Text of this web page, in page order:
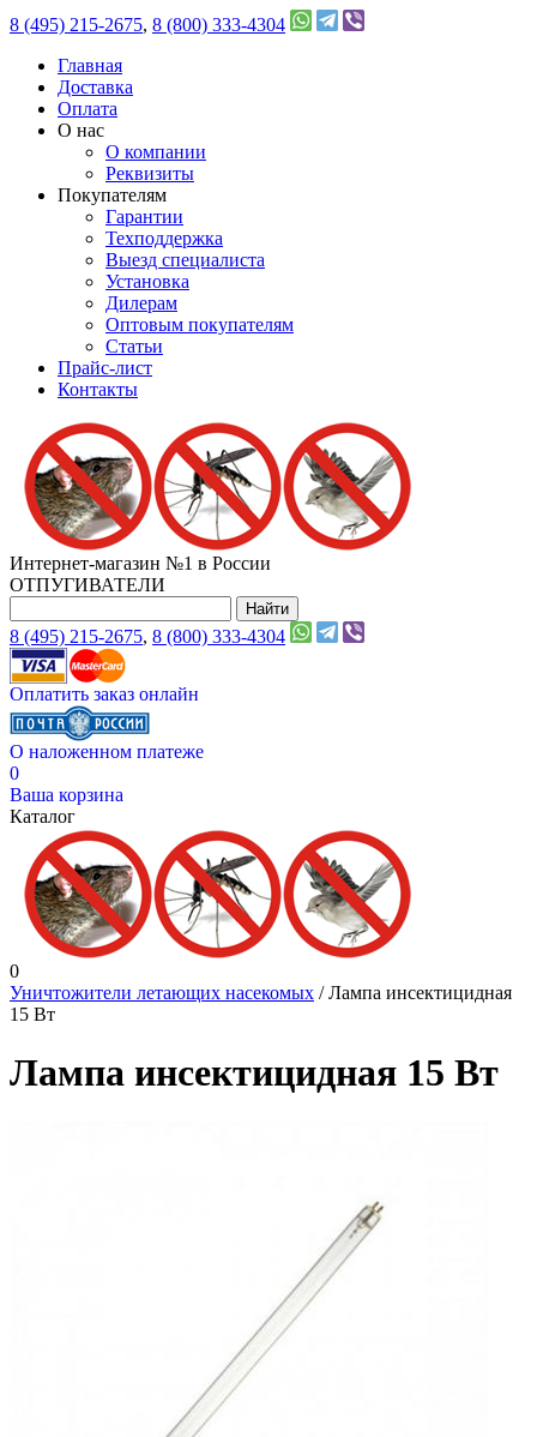
8 (495) 215-2675, 8 (800) 333-4304
Главная
Доставка
Оплата
О нас
О компании
Реквизиты
Покупателям
Гарантии
Техподдержка
Выезд специалиста
Установка
Дилерам
Оптовым покупателям
Статьи
Прайс-лист
Контакты
Интернет-магазин №1 в России
ОТПУГИВАТЕЛИ
8 (495) 215-2675, 8 (800) 333-4304
Оплатить заказ онлайн
О наложенном платеже
0
Ваша корзина
Каталог
0
Уничтожители летающих насекомых / Лампа инсектицидная
15 Вт
Лампа инсектицидная 15 Вт